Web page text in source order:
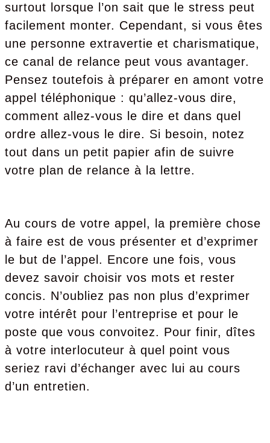
surtout lorsque l’on sait que le stress peut
facilement monter. Cependant, si vous êtes
une personne extravertie et charismatique,
ce canal de relance peut vous avantager.
Pensez toutefois à préparer en amont votre
appel téléphonique : qu’allez-vous dire,
comment allez-vous le dire et dans quel
ordre allez-vous le dire. Si besoin, notez
tout dans un petit papier afin de suivre
votre plan de relance à la lettre.
Au cours de votre appel, la première chose
à faire est de vous présenter et d’exprimer
le but de l’appel. Encore une fois, vous
devez savoir choisir vos mots et rester
concis. N’oubliez pas non plus d’exprimer
votre intérêt pour l’entreprise et pour le
poste que vous convoitez. Pour finir, dîtes
à votre interlocuteur à quel point vous
seriez ravi d’échanger avec lui au cours
d’un entretien.